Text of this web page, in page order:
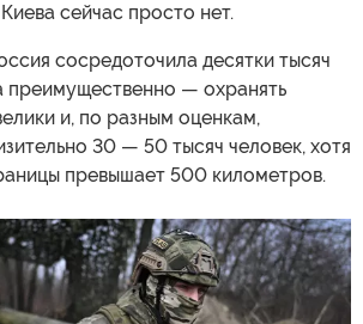
сейчас просто нет.
сосредоточила десятки тысяч
преимущественно — охранять
и, по разным оценкам,
30 — 50 тысяч человек, хотя
превышает 500 километров.